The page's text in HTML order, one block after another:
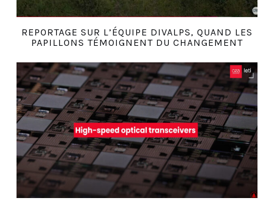
REPORTAGE SUR L’ÉQUIPE DIVALPS, QUAND LES
PAPILLONS TÉMOIGNENT DU CHANGEMENT